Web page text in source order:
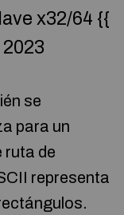
x32/64 {{
se
para un
ruta de
representa